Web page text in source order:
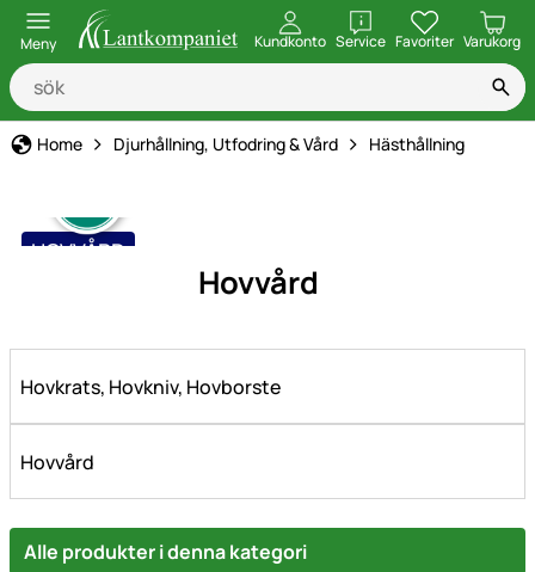
Meny Kundkonto ServiceöppnaFavoriter Varukorg
Home Djurhållning, Utfodring & Vård Hästhållning
HOVVÅRD
Hovvård
Hovkrats, Hovkniv, Hovborste
Hovvård
Alle produkter i denna kategori